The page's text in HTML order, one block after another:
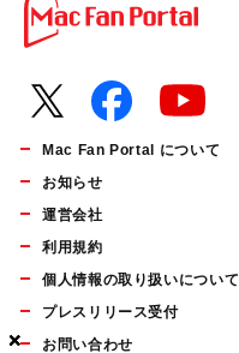
×
×
×
Mac Fan Portal について
お知らせ
運営会社
利用規約
個人情報の取り扱いについて
プレスリリース受付
お問い合わせ